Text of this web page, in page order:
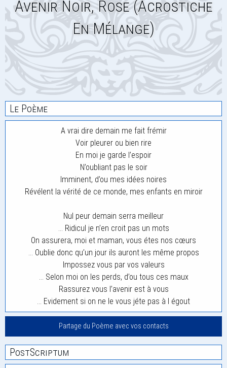
Avenir Noir, Rose (Acrostiche
En Mélange)
Le Poème
A vrai dire demain me fait frémir
Voir pleurer ou bien rire
En moi je garde l’espoir
N’oubliant pas le soir
Imminent, d’ou mes idées noires
Révélent la vérité de ce monde, mes enfants en miroir
Nul peur demain serra meilleur
… Ridicul je n’en croit pas un mots
On assurera, moi et maman, vous étes nos cœurs
… Oublie donc qu’un jour ils auront les même propos
Impossez vous par vos valeurs
… Selon moi on les perds, d’ou tous ces maux
Rassurez vous l’avenir est à vous
… Evidement si on ne le vous jéte pas à l égout
Partage du Poème avec vos contacts
PostScriptum